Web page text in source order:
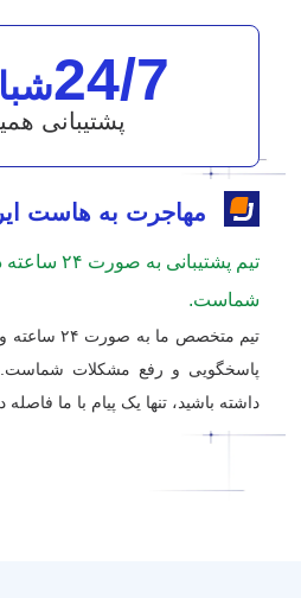
مهاجرت به هاست
تیم
شماست.
تیم متخصص
پاسخگویی و رفع مشکلات شماست.
داشته باشید، تنها یک پیام با ما فاصله
24/7
پشتیبانی